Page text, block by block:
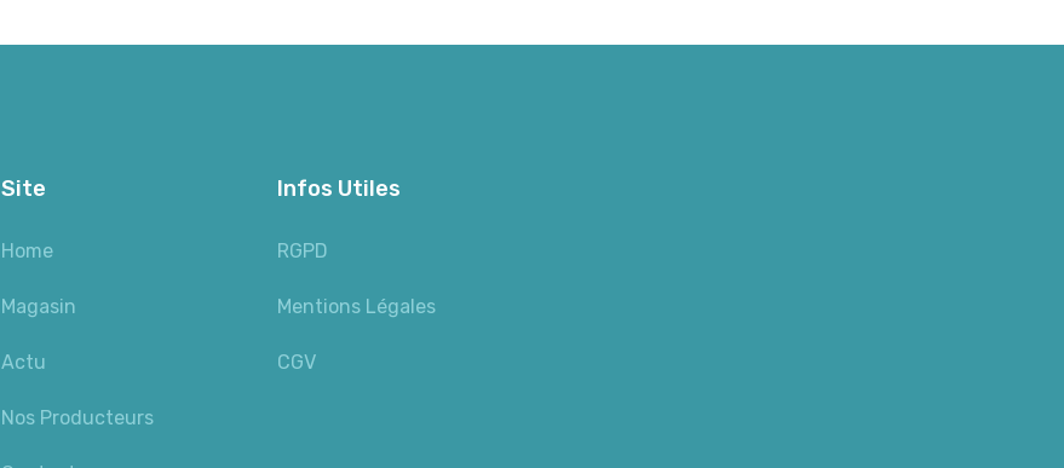
Site
Home
Magasin
Actu
Nos Producteurs
Infos Utiles
RGPD
Mentions Légales
CGV